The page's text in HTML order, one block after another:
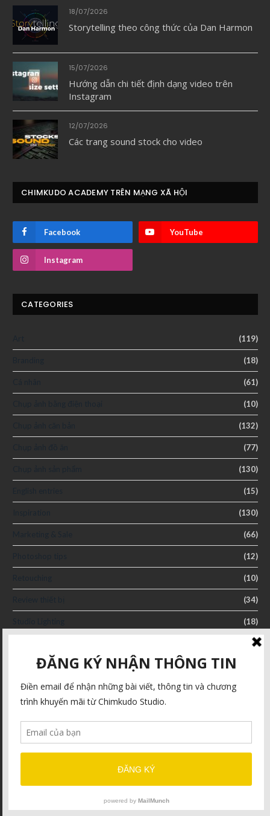
18/07/2026
Storytelling theo công thức của Dan Harmon
15/07/2026
Hướng dẫn chi tiết định dạng video trên
Instagram
12/07/2026
Các trang sound stock cho video
CHIMKUDO ACADEMY TRÊN MẠNG XÃ HỘI
Facebook YouTube
Instagram
CATEGORIES
(119)
(18)
(61)
(10)
(132)
(77)
(130)
(15)
(130)
(66)
(12)
(10)
(34)
(18)
(49)
Tài liệu dịch
Uncategorized
Videography
VLOG (53)